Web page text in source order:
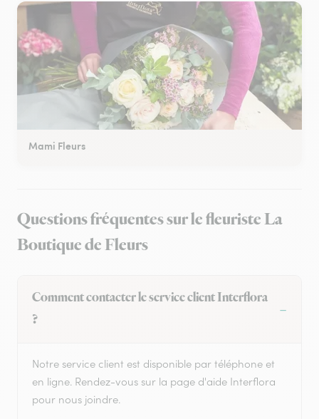
Mami Fleurs
Questions fréquentes sur le fleuriste La
Boutique de Fleurs
Comment contacter le service client Interflora
?
Notre service client est disponible par téléphone et
en ligne. Rendez-vous sur la page d'aide Interflora
pour nous joindre.